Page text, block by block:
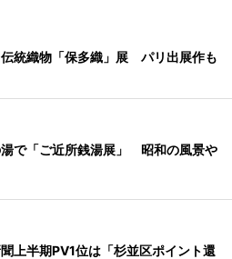
統織物「保多織」展 パリ出展作も
で「ご近所銭湯展」 昭和の風景や
上半期PV1位は「杉並区ポイント還